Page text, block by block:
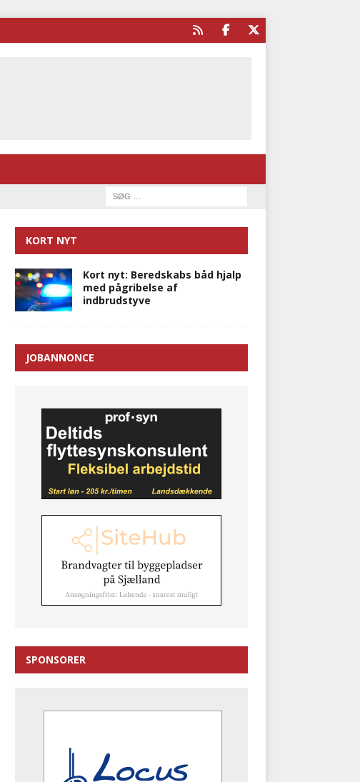
KORT NYT
Kort nyt: Beredskabs båd hjalp
med pågribelse af
indbrudstyve
JOBANNONCE
SPONSORER